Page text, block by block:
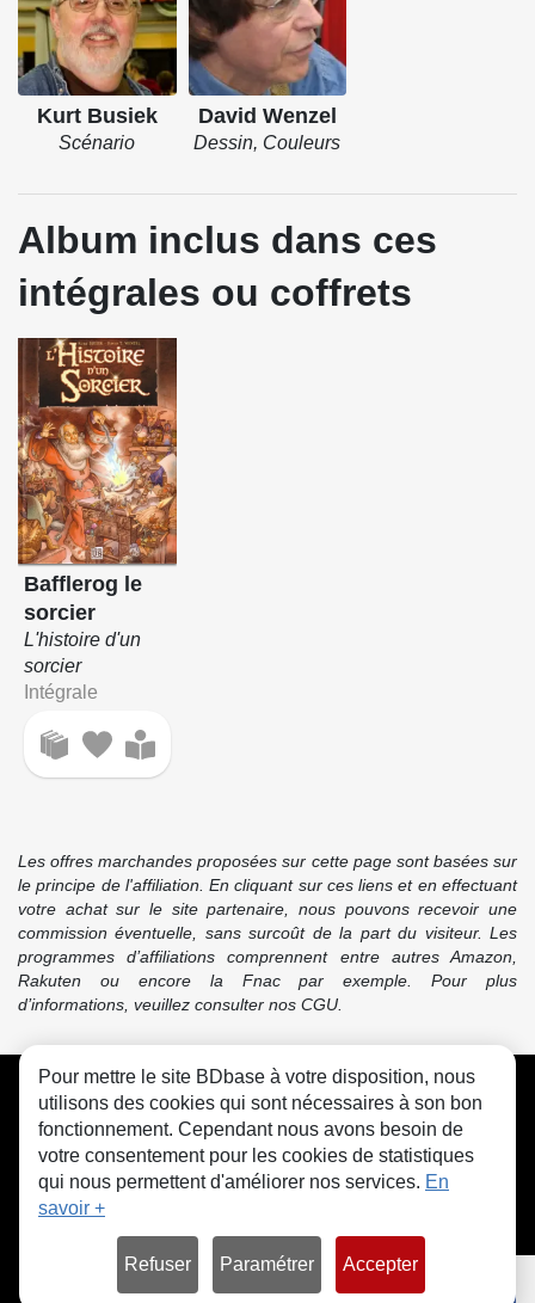
Kurt Busiek
Scénario
David Wenzel
Dessin, Couleurs
Album inclus dans ces
intégrales ou coffrets
Bafflerog le
sorcier
L'histoire d'un
sorcier
Intégrale
Les offres marchandes proposées sur cette page sont basées sur
le principe de l'affiliation. En cliquant sur ces liens et en effectuant
votre achat sur le site partenaire, nous pouvons recevoir une
commission éventuelle, sans surcoût de la part du visiteur. Les
programmes d’affiliations comprennent entre autres Amazon,
Rakuten ou encore la Fnac par exemple. Pour plus
d’informations, veuillez consulter nos CGU.
CGU FAQ Contact Cookies
Pour mettre le site BDbase à votre disposition, nous
utilisons des cookies qui sont nécessaires à son bon
fonctionnement. Cependant nous avons besoin de
votre consentement pour les cookies de statistiques
qui nous permettent d'améliorer nos services. En
savoir +
Refuser Paramétrer Accepter